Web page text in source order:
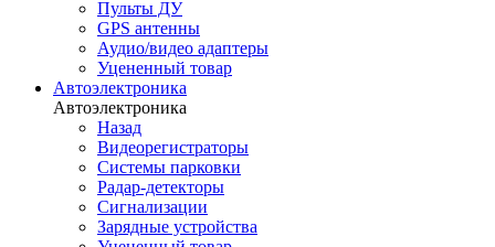
Пульты ДУ
GPS антенны
Аудио/видео адаптеры
Уцененный товар
Автоэлектроника
Автоэлектроника
Назад
Видеорегистраторы
Системы парковки
Радар-детекторы
Сигнализации
Зарядные устройства